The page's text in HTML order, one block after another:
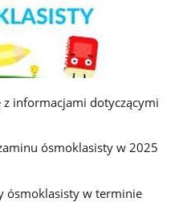
z informacjami dotyczącymi
ósmoklasisty w 2025
ósmoklasisty w terminie